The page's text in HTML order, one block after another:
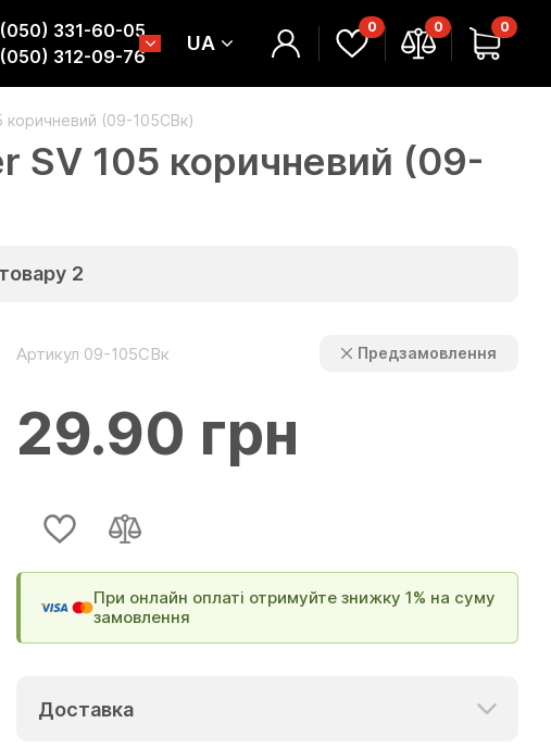
331-60-05
312-09-76
UA
0 0 0
коричневий (09-105СВк)
SV 105 коричневий (09-
2
Артикул 09-105СВк Предзамовлення
29.90 грн
При онлайн оплаті отримуйте знижку 1% на суму
замовлення
Доставка